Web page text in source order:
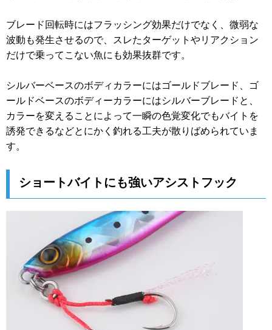
ブレード回転時にはフラッシング効果だけでなく、微弱な
波動も発生させるので、スレたターゲットやリアクション
だけで乗ってこない魚にも効果抜群です。
シルバーベースのボディカラーにはゴールドブレード、ゴ
ールドベースのボディーカラーにはシルバーブレードと、
カラーを変えることによって一瞬の色覚変化でもバイトを
誘発できるなどとにかく釣れる工夫が散りばめられていま
す。
ショートバイトにも強いアシストフック